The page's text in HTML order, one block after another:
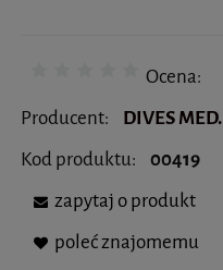
Ocena:
Producent:
DIVES MED.
Kod produktu:
00419
zapytaj o produkt
poleć znajomemu